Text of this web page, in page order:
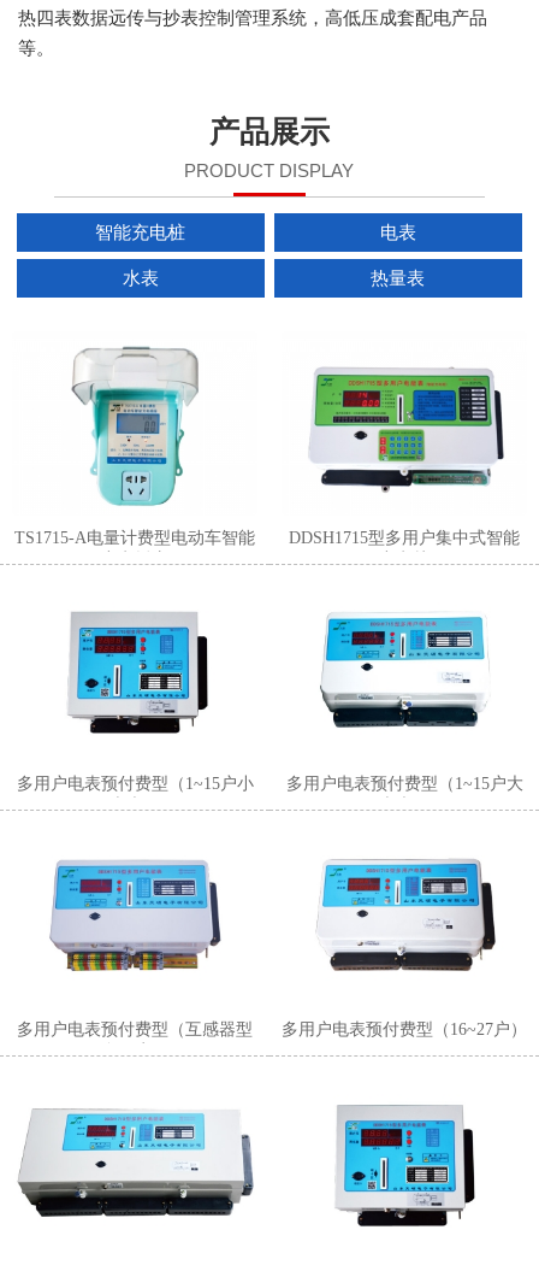
热四表数据远传与抄表控制管理系统，高低压成套配电产品
等。
产品展示
PRODUCT DISPLAY
智能充电桩 电表
水表 热量表
TS1715-A电量计费型电动车智能
充电插座
DDSH1715型多用户集中式智能
充电桩
多用户电表预付费型（1~15户小
表壳）
多用户电表预付费型（1~15户大
表壳）
多用户电表预付费型（互感器型
多用户）
多用户电表预付费型（16~27户）